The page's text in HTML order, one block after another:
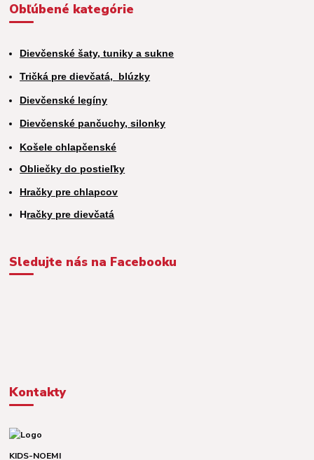
Obľúbené kategórie
Dievčenské šaty, tuniky a sukne
Tričká pre dievčatá, blúzky
Dievčenské legíny
Dievčenské pančuchy, silonky
Košele chlapčenské
Obliečky do postieľky
Hračky pre chlapcov
Hračky pre dievčatá
Sledujte nás na Facebooku
Kontakty
KIDS-NOEMI